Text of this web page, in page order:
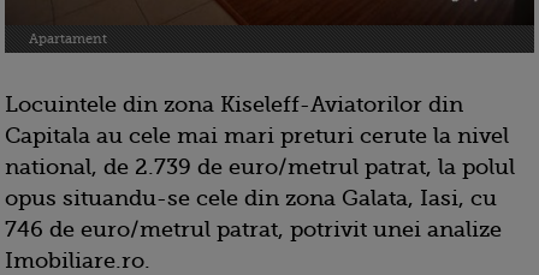
Apartament
Locuintele din zona Kiseleff-Aviatorilor din
Capitala au cele mai mari preturi cerute la nivel
national, de 2.739 de euro/metrul patrat, la polul
opus situandu-se cele din zona Galata, Iasi, cu
746 de euro/metrul patrat, potrivit unei analize
Imobiliare.ro.